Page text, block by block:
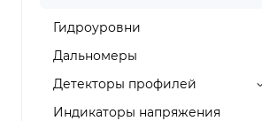
Гидроуровни
Дальномеры
Детекторы профилей
Индикаторы напряжения